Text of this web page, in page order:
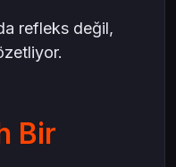
refleks değil,
Bir